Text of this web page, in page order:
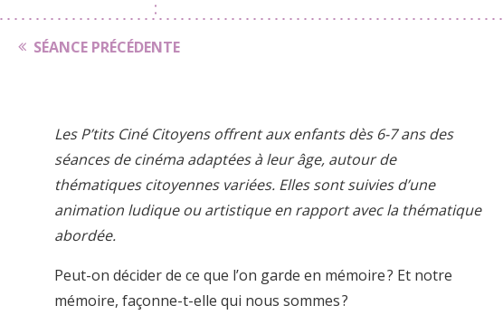
SÉANCE PRÉCÉDENTE
Les P’tits Ciné Citoyens offrent aux enfants dès 6-7 ans des
séances de cinéma adaptées à leur âge, autour de
thématiques citoyennes variées. Elles sont suivies d’une
animation ludique ou artistique en rapport avec la thématique
abordée.
Peut-on décider de ce que l’on garde en mémoire ? Et notre
mémoire, façonne-t-elle qui nous sommes ?